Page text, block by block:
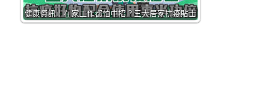
健康資訊｜在家工作都怕中招？三大居家抗疫貼士